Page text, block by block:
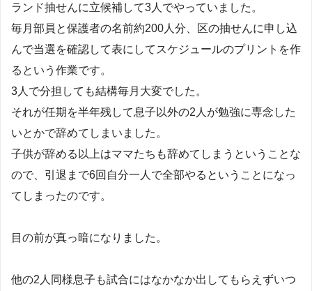
ランド抽せんに立候補して3人でやっていました。
毎月部員と保護者の名前約200人分、区の抽せんに申し込
んで当選を確認して表にしてスケジュールのプリントを作
るという作業です。
3人で分担しても結構毎月大変でした。
それが任期を半年残して息子以外の2人が勉強に専念した
いとかで辞めてしまいました。
子供が辞める以上はママたちも辞めてしまうということな
ので、引退まで6回自分一人で全部やるということになっ
てしまったのです。
目の前が真っ暗になりました。
他の2人同様息子も試合にはなかなか出してもらえずいつ